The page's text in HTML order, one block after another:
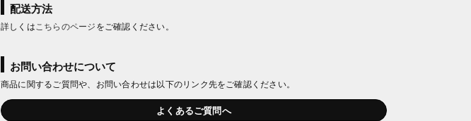
配送方法
詳しくは こちらのページをご確認ください。
お問い合わせについて
商品に関するご質問や、お問い合わせは以下のリンク先をご確認ください。
よくあるご質問へ